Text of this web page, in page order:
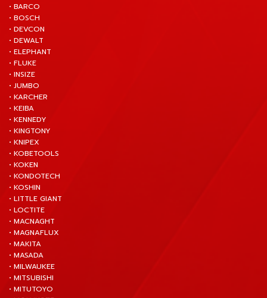
• BARCO
• BOSCH
• DEVCON
• DEWALT
• ELEPHANT
• FLUKE
• INSIZE
• JUMBO
• KARCHER
• KEIBA
• KENNEDY
• KINGTONY
• KNIPEX
• KOBETOOLS
• KOKEN
• KONDOTECH
• KOSHIN
• LITTLE GIANT
• LOCTITE
• MACNAGHT
• MAGNAFLUX
• MAKITA
• MASADA
• MILWAUKEE
• MITSUBISHI
• MITUTOYO